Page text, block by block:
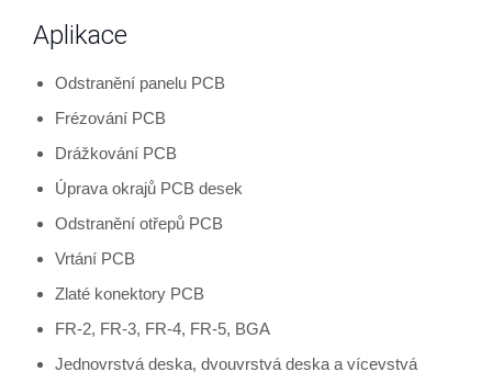
Aplikace
Odstranění panelu PCB
Frézování PCB
Drážkování PCB
Úprava okrajů PCB desek
Odstranění otřepů PCB
Vrtání PCB
Zlaté konektory PCB
FR-2, FR-3, FR-4, FR-5, BGA
Jednovrstvá deska, dvouvrstvá deska a vícevstvá